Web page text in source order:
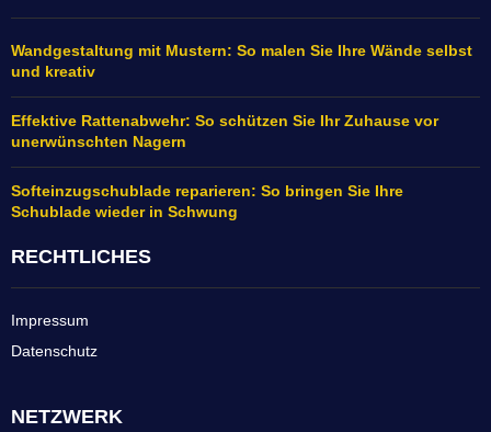
Wandgestaltung mit Mustern: So malen Sie Ihre Wände selbst
und kreativ
Effektive Rattenabwehr: So schützen Sie Ihr Zuhause vor
unerwünschten Nagern
Softeinzugschublade reparieren: So bringen Sie Ihre
Schublade wieder in Schwung
RECHTLICHES
Impressum
Datenschutz
NETZWERK